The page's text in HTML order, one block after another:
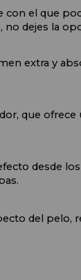
con el que
no dejes la
extra y
que ofrece
desde
del pelo,